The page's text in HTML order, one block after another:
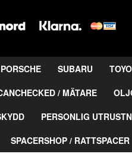
PORSCHE SUBARU
/ MÄTARE
PERSONLIG
SPACERSHOP / RATTSPACER